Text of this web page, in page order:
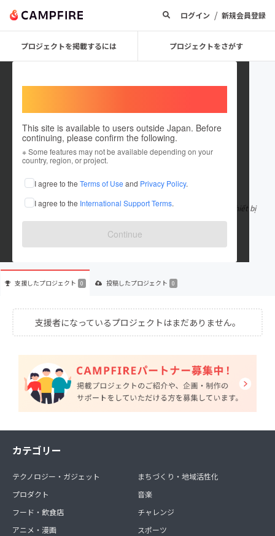
ログイン / 新規会員登録
プロジェクトを掲載するには プロジェクトをさがす
This site is available to users outside Japan. Before
continuing, please confirm the following.
※ Some features may not be available depending on your
country, region, or project.
I agree to the Terms of Use and Privacy Policy.
I agree to the International Support Terms.
Continue
svkvnsp
在住国：日本
出身国：日本
SVK là đơn vị tiên phong trong lĩnh vực nghiên cứu và sản xuất thiết bị
in ấn chuyên dụng, もっと見る
支援したプロジェクト 0 投稿したプロジェクト 0
支援者になっているプロジェクトはまだありません。
カテゴリー
テクノロジー・ガジェット
プロダクト
フード・飲食店
アニメ・漫画
まちづくり・地域活性化
音楽
チャレンジ
スポーツ